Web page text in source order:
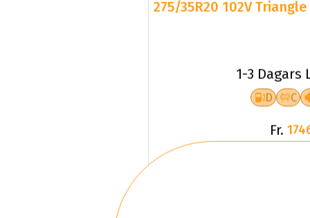
275/35R20 102V
1-3 Dagars
D C
Fr.